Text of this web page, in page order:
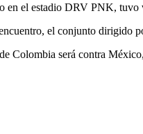
en el estadio DRV PNK,
el conjunto dirigido
Colombia será contra